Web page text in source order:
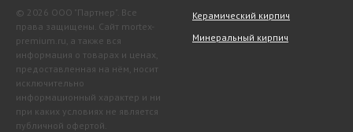
© 2026 ООО "Партнер". Все
права защищены. Сайт mortex-
premium.ru, а также вся
информация о товарах и ценах,
предоставленная на нём, носит
исключительно
информационный характер и ни
при каких условиях не является
публичной офертой.
Керамический кирпич
Минеральный кирпич